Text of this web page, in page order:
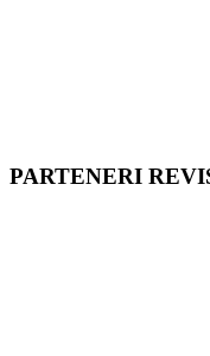
PARTENERI